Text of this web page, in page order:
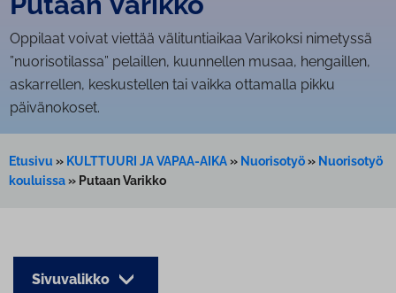
Oppilaat voivat viettää välituntiaikaa Varikoksi nimetyssä
”nuorisotilassa” pelaillen, kuunnellen musaa, hengaillen,
askarrellen, keskustellen tai vaikka ottamalla pikku
päivänokoset.
Etusivu » KULTTUURI JA VAPAA-AIKA» Nuorisotyö» Nuorisotyö
kouluissa» Putaan Varikko
Sivuvalikko